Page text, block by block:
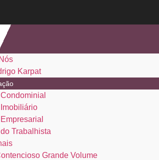
Karpat
Trabalhista
Grande Volume